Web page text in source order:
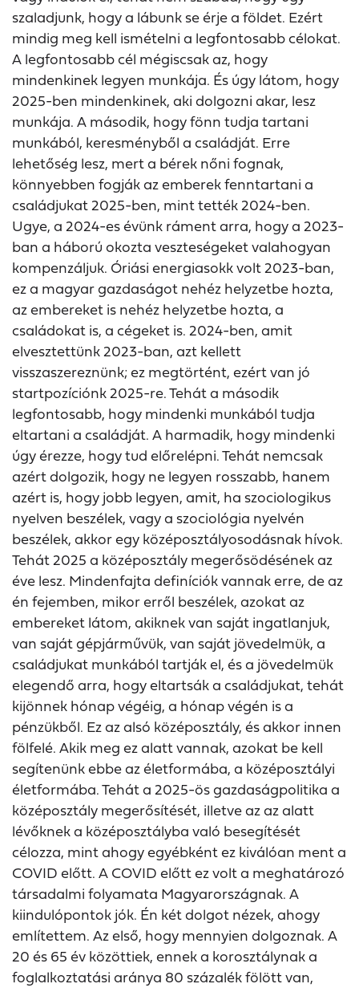
szaladjunk, hogy a lábunk se érje a földet. Ezért
mindig meg kell ismételni a legfontosabb célokat.
A legfontosabb cél mégiscsak az, hogy
mindenkinek legyen munkája. És úgy látom, hogy
2025-ben mindenkinek, aki dolgozni akar, lesz
munkája. A második, hogy fönn tudja tartani
munkából, keresményből a családját. Erre
lehetőség lesz, mert a bérek nőni fognak,
könnyebben fogják az emberek fenntartani a
családjukat 2025-ben, mint tették 2024-ben.
Ugye, a 2024-es évünk ráment arra, hogy a 2023-
ban a háború okozta veszteségeket valahogyan
kompenzáljuk. Óriási energiasokk volt 2023-ban,
ez a magyar gazdaságot nehéz helyzetbe hozta,
az embereket is nehéz helyzetbe hozta, a
családokat is, a cégeket is. 2024-ben, amit
elvesztettünk 2023-ban, azt kellett
visszaszereznünk; ez megtörtént, ezért van jó
startpozíciónk 2025-re. Tehát a második
legfontosabb, hogy mindenki munkából tudja
eltartani a családját. A harmadik, hogy mindenki
úgy érezze, hogy tud előrelépni. Tehát nemcsak
azért dolgozik, hogy ne legyen rosszabb, hanem
azért is, hogy jobb legyen, amit, ha szociologikus
nyelven beszélek, vagy a szociológia nyelvén
beszélek, akkor egy középosztályosodásnak hívok.
Tehát 2025 a középosztály megerősödésének az
éve lesz. Mindenfajta definíciók vannak erre, de az
én fejemben, mikor erről beszélek, azokat az
embereket látom, akiknek van saját ingatlanjuk,
van saját gépjárművük, van saját jövedelmük, a
családjukat munkából tartják el, és a jövedelmük
elegendő arra, hogy eltartsák a családjukat, tehát
kijönnek hónap végéig, a hónap végén is a
pénzükből. Ez az alsó középosztály, és akkor innen
fölfelé. Akik meg ez alatt vannak, azokat be kell
segítenünk ebbe az életformába, a középosztályi
életformába. Tehát a 2025-ös gazdaságpolitika a
középosztály megerősítését, illetve az az alatt
lévőknek a középosztályba való besegítését
célozza, mint ahogy egyébként ez kiválóan ment a
COVID előtt. A COVID előtt ez volt a meghatározó
társadalmi folyamata Magyarországnak. A
kiindulópontok jók. Én két dolgot nézek, ahogy
említettem. Az első, hogy mennyien dolgoznak. A
20 és 65 év közöttiek, ennek a korosztálynak a
foglalkoztatási aránya 80 százalék fölött van,